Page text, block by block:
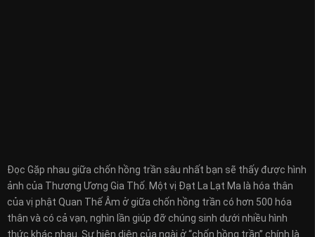
Đọc Gặp nhau giữa chốn hồng trần sâu nhất bạn sẽ thấy được hình
ảnh của Thương Ương Gia Thố. Một vị Đạt La Lạt Ma là hóa thân
của vị phật Quan Thế Âm ở giữa chốn hồng trần có hơn 500 hóa
thân và có cả vạn, nghìn lần giúp đỡ chúng sinh dưới nhiều hình
thức khác nhau. Sự hiện diện của ngài ở “chốn hồng trần” chính là